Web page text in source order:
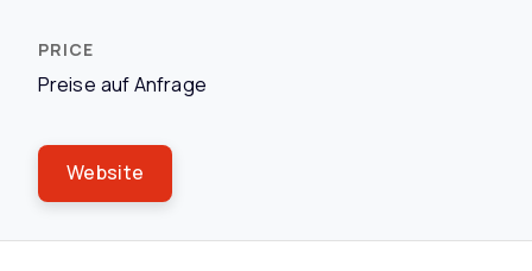
Preise auf Anfrage
Website